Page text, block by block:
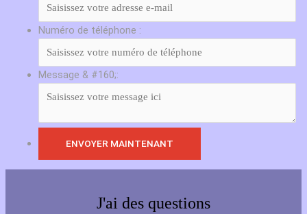
Numéro de téléphone :
Message & #160;:
J'ai des questions